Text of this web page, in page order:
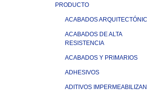
PRODUCTO
ACABADOS
ACABADOS DE ALTA
RESISTENCIA
ACABADOS Y PRIMARIOS
ADHESIVOS
ADITIVOS